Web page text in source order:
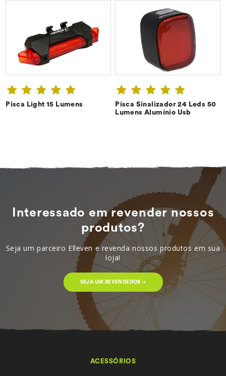
Pisca Light 15 Lumens
CONFIRA ➔
Pisca Sinalizador 24 Leds 50
Lumens Alumínio Usb
Interessado em revender nossos
produtos?
Seja um parceiro Elleven e revenda nossos produtos em sua
loja!
SEJA UM REVENDEDOR ➔
ACESSÓRIOS